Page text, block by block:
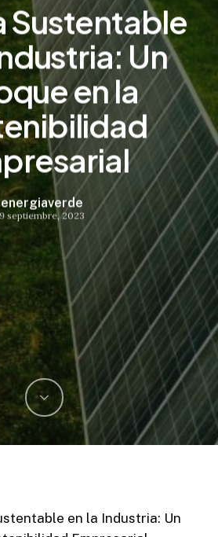
Sustentable
Un
en la
energiaverde
9 septiembre, 2023
en la Industria: Un